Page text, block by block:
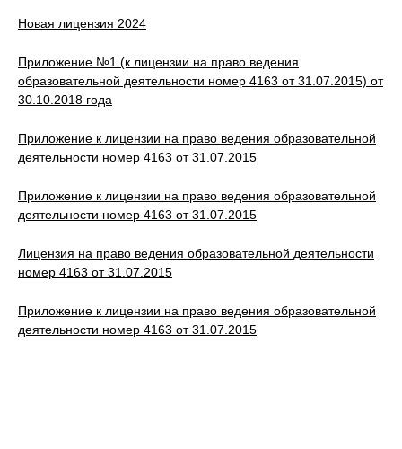
Новая лицензия 2024
Приложение №1 (к лицензии на право ведения
образовательной деятельности номер 4163 от 31.07.2015) от
30.10.2018 года
Приложение к лицензии на право ведения образовательной
деятельности номер 4163 от 31.07.2015
Приложение к лицензии на право ведения образовательной
деятельности номер 4163 от 31.07.2015
Лицензия на право ведения образовательной деятельности
номер 4163 от 31.07.2015
Приложение к лицензии на право ведения образовательной
деятельности номер 4163 от 31.07.2015